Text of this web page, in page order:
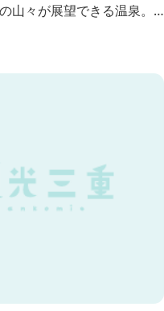
山々が展望できる温泉。
浴も楽しめます。一枚岩